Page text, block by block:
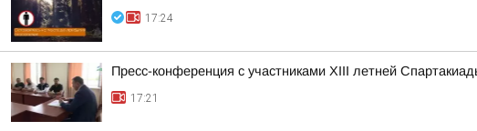
17:24
Пресс-конференция с участниками XIII летней
17:21